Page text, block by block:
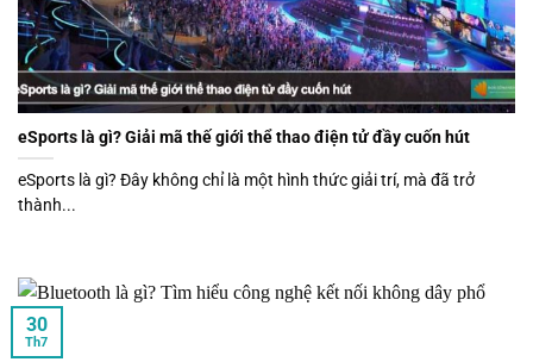
eSports là gì? Giải mã thế giới thể thao điện tử đầy cuốn hút
eSports là gì? Đây không chỉ là một hình thức giải trí, mà đã trở
thành...
30
Th7